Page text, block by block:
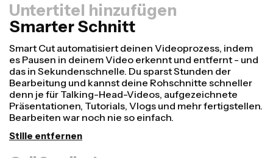
Untertitel hinzufügen
Smarter Schnitt
Größenänderung
Videos schneller umwandeln und professioneller
aussehen lassen mit unserer Resize Canvas-Funktion!
In nur wenigen Klicks kannst du ein einzelnes Video
anpassen, sodass es die richtige Größe für jede andere
Plattform hat - ob für TikTok, Youtube, Instagram,
Twitter, Linkedin oder sonst wo.
Video anpassen